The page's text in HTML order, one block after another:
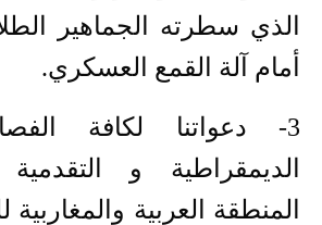
الذي سطرته الجماهير
أمام آلة القمع العسكري.
3- دعواتنا لكافة
الديمقراطية و
المنطقة العربية